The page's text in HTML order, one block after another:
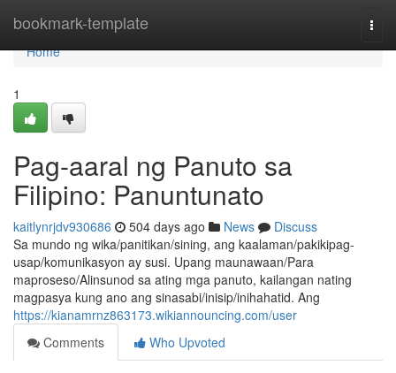
bookmark-template
Home
Home
1
Pag-aaral ng Panuto sa
Filipino: Panuntunato
kaitlynrjdv930686 504 days ago News
Discuss
Sa mundo ng wika/panitikan/sining, ang kaalaman/pakikipag-
usap/komunikasyon ay susi. Upang maunawaan/Para
maproseso/Alinsunod sa ating mga panuto, kailangan nating
magpasya kung ano ang sinasabi/inisip/inihahatid. Ang
https://kianamrnz863173.wikiannouncing.com/user
Comments
Who Upvoted